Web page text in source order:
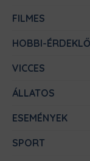
FILMES
HOBBI-
VICCES
ÁLLATOS
ESEMÉNYEK
SPORT